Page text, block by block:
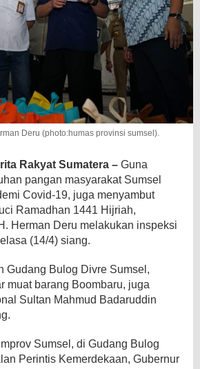
Deru (photo:humas provinsi sumsel).
Rakyat Sumatera – Guna
pangan masyarakat Sumsel
Covid-19, juga menyambut
Ramadhan 1441 Hijriah,
Herman Deru melakukan inspeksi
(14/4) siang.
Gudang Bulog Divre Sumsel,
muat barang Boombaru, juga
Sultan Mahmud Badaruddin
Sumsel, di Gudang Bulog
Perintis Kemerdekaan, Gubernur